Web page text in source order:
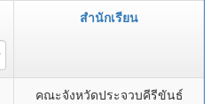
สำนักเรียน
คณะจังหวัดประจวบคีรีขันธ์